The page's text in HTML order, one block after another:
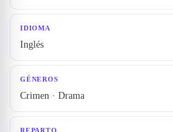
IDIOMA
Inglés
GÉNEROS
Crimen · Drama